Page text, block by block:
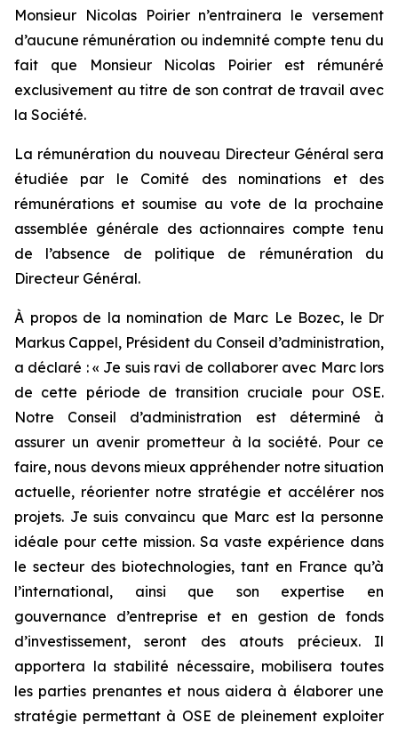
Monsieur Nicolas Poirier n’entrainera le versement
d’aucune rémunération ou indemnité compte tenu du
fait que Monsieur Nicolas Poirier est rémunéré
exclusivement au titre de son contrat de travail avec
la Société.
La rémunération du nouveau Directeur Général sera
étudiée par le Comité des nominations et des
rémunérations et soumise au vote de la prochaine
assemblée générale des actionnaires compte tenu
de l’absence de politique de rémunération du
Directeur Général.
À propos de la nomination de Marc Le Bozec, le Dr
Markus Cappel, Président du Conseil d’administration,
a déclaré : « Je suis ravi de collaborer avec Marc lors
de cette période de transition cruciale pour OSE.
Notre Conseil d’administration est déterminé à
assurer un avenir prometteur à la société. Pour ce
faire, nous devons mieux appréhender notre situation
actuelle, réorienter notre stratégie et accélérer nos
projets. Je suis convaincu que Marc est la personne
idéale pour cette mission. Sa vaste expérience dans
le secteur des biotechnologies, tant en France qu’à
l’international, ainsi que son expertise en
gouvernance d’entreprise et en gestion de fonds
d’investissement, seront des atouts précieux. Il
apportera la stabilité nécessaire, mobilisera toutes
les parties prenantes et nous aidera à élaborer une
stratégie permettant à OSE de pleinement exploiter